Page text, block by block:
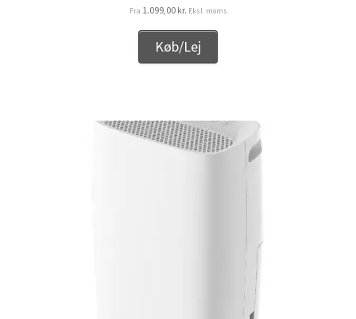
Fra 1.099,00 kr. Eksl. moms
Køb/Lej